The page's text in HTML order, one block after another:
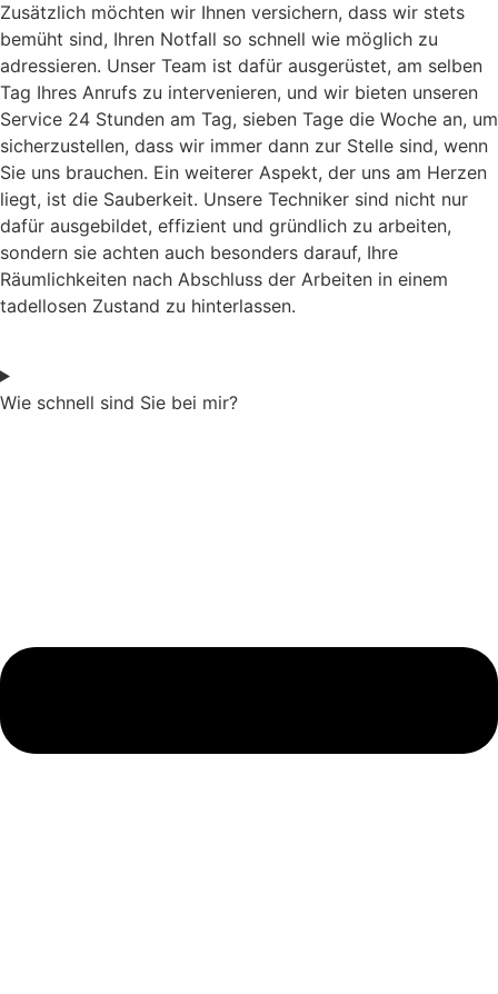
Zusätzlich möchten wir Ihnen versichern, dass wir stets
bemüht sind, Ihren Notfall so schnell wie möglich zu
adressieren. Unser Team ist dafür ausgerüstet, am selben
Tag Ihres Anrufs zu intervenieren, und wir bieten unseren
Service 24 Stunden am Tag, sieben Tage die Woche an, um
sicherzustellen, dass wir immer dann zur Stelle sind, wenn
Sie uns brauchen. Ein weiterer Aspekt, der uns am Herzen
liegt, ist die Sauberkeit. Unsere Techniker sind nicht nur
dafür ausgebildet, effizient und gründlich zu arbeiten,
sondern sie achten auch besonders darauf, Ihre
Räumlichkeiten nach Abschluss der Arbeiten in einem
tadellosen Zustand zu hinterlassen.
Wie schnell sind Sie bei mir?